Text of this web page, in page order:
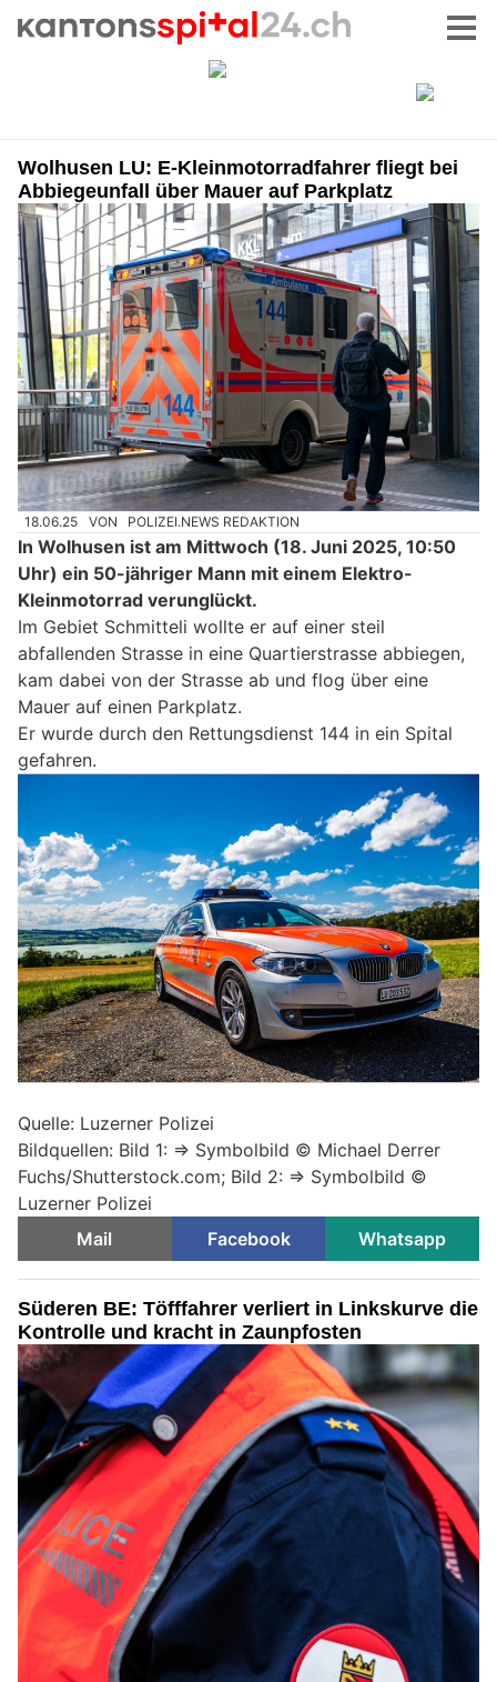
Wolhusen LU: E-Kleinmotorradfahrer fliegt bei
Abbiegeunfall über Mauer auf Parkplatz
18.06.25 VON POLIZEI.NEWS REDAKTION
In Wolhusen ist am Mittwoch (18. Juni 2025, 10:50
Uhr) ein 50-jähriger Mann mit einem Elektro-
Kleinmotorrad verunglückt.
Im Gebiet Schmitteli wollte er auf einer steil
abfallenden Strasse in eine Quartierstrasse abbiegen,
kam dabei von der Strasse ab und flog über eine
Mauer auf einen Parkplatz.
Er wurde durch den Rettungsdienst 144 in ein Spital
gefahren.
Quelle: Luzerner Polizei
Bildquellen: Bild 1: => Symbolbild © Michael Derrer
Fuchs/Shutterstock.com; Bild 2: => Symbolbild ©
Luzerner Polizei
Mail
Facebook Whatsapp
Süderen BE: Töfffahrer verliert in Linkskurve die
Kontrolle und kracht in Zaunpfosten